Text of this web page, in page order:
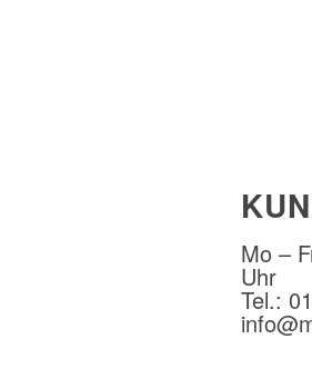
Mo –
Uhr
Tel.: